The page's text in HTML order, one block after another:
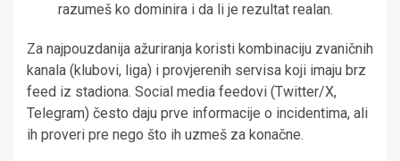
razumeš ko dominira i da li je rezultat realan.
Za najpouzdanija ažuriranja koristi kombinaciju zvaničnih
kanala (klubovi, liga) i provjerenih servisa koji imaju brz
feed iz stadiona. Social media feedovi (Twitter/X,
Telegram) često daju prve informacije o incidentima, ali
ih proveri pre nego što ih uzmeš za konačne.